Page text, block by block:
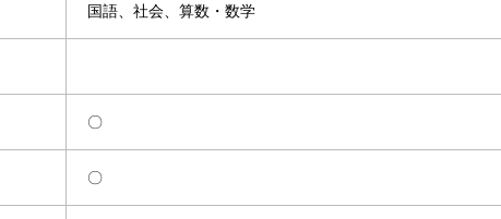
国語、社会、算数・数学
〇
〇